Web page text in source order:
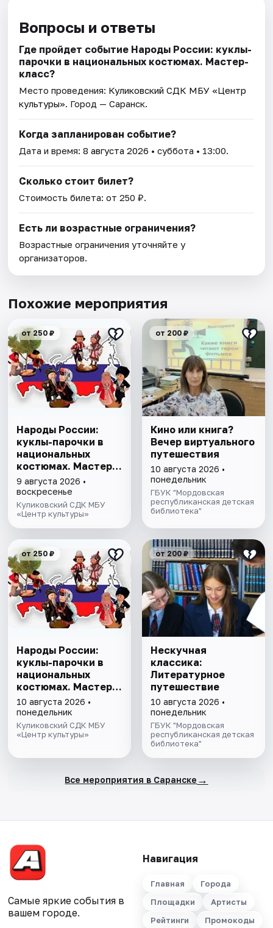
Вопросы и ответы
Где пройдет событие Народы России: куклы-
парочки в национальных костюмах. Мастер-
класс?
Место проведения: Куликовский СДК МБУ «Центр
культуры». Город — Саранск.
Когда запланирован событие?
Дата и время:8 августа 2026 • суббота • 13:00.
Сколько стоит билет?
Стоимость билета: от 250 ₽.
Есть ли возрастные ограничения?
Возрастные ограничения уточняйте у
организаторов.
Похожие мероприятия
от 250 ₽
Народы России:
куклы-парочки в
национальных
костюмах. Мастер-
класс
9 августа 2026 •
воскресенье
Куликовский СДК МБУ
«Центр культуры»
от 200 ₽
Кино или книга?
Вечер виртуального
путешествия
10 августа 2026 •
понедельник
ГБУК "Мордовская
республиканская детская
библиотека"
от 250 ₽
Народы России:
куклы-парочки в
национальных
костюмах. Мастер-
класс
10 августа 2026 •
понедельник
Куликовский СДК МБУ
«Центр культуры»
от 200 ₽
Нескучная
классика:
Литературное
путешествие
10 августа 2026 •
понедельник
ГБУК "Мордовская
республиканская детская
библиотека"
Все мероприятия в Саранске →
Самые яркие события в
вашем городе.
Навигация
Главная
Города
Площадки
Артисты
Рейтинги
Промокоды